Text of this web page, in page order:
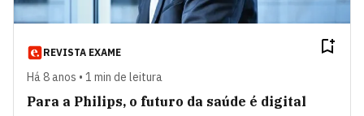
REVISTA EXAME
Há 8 anos • 1 min de leitura
Para a Philips, o futuro da saúde é digital